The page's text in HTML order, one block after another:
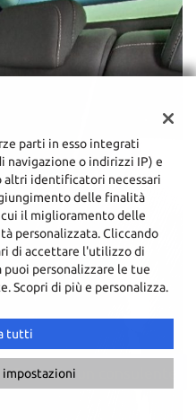
Contatta un consulente
parti in esso integrati
navigazione o indirizzi IP) e
altri identificatori necessari
delle finalità
il miglioramento delle
personalizzata. Cliccando
di accettare l'utilizzo di
personalizzare le tue
Scopri di più e personalizza.
tutti
impostazioni